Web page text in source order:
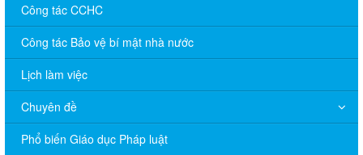
Công tác CCHC
Công tác Bảo vệ bí mật nhà nước
Lịch làm việc
Chuyên đề
Phổ biến Giáo dục Pháp luật
V/v đề nghị báo cáo hệ thống phân phối, nhãn hiệu hàng hóa